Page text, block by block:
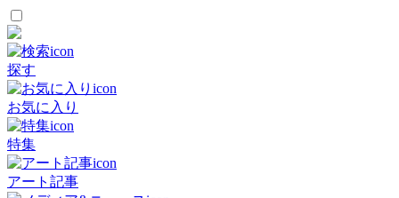
探す
お気に入り
特集
アート記事